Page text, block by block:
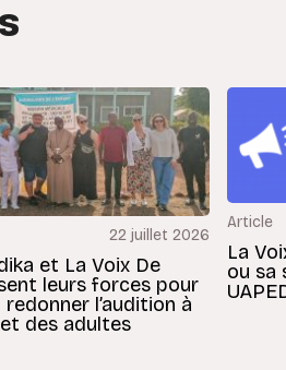
22 juillet 2026
et La Voix De
leurs forces pour
l’audition à
des adultes
Article
La
ou sa